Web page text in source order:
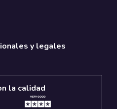
y legales
la calidad